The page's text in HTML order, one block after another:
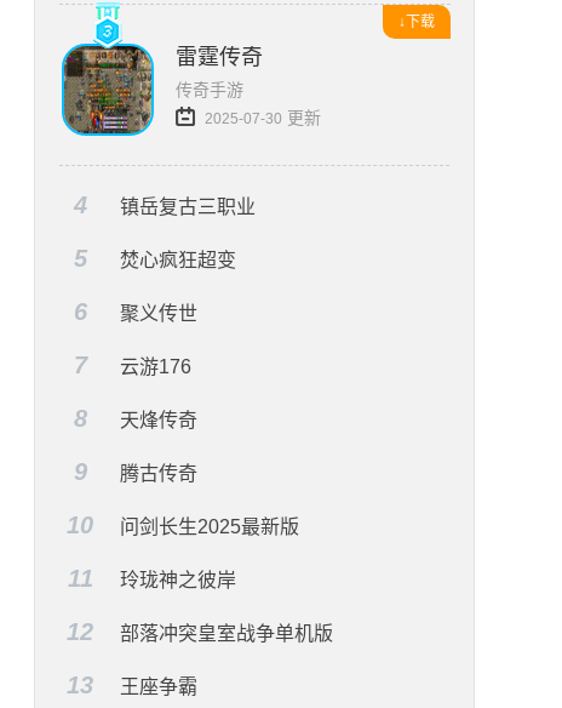
↓下载
雷霆传奇
传奇手游
2025-07-30 更新
4 镇岳复古三职业
5 焚心疯狂超变
6 聚义传世
7 云游176
8 天烽传奇
9 腾古传奇
10 问剑长生2025最新版
11 玲珑神之彼岸
12 部落冲突皇室战争单机版
13 王座争霸